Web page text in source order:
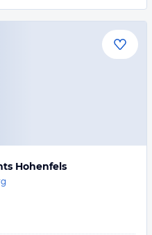
Hohenfels